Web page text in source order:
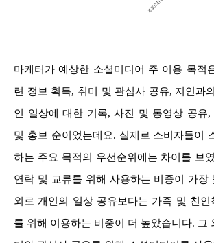
마케터가 예상한 소셜미디어 주 이용 목적
련 정보 획득, 취미 및 관심사 공유, 지인과
인 일상에 대한 기록, 사진 및 동영상 공유,
및 홍보 순이었는데요. 실제로 소비자들이
하는 주요 목적의 우선순위에는 차이를 보
연락 및 교류를 위해 사용하는 비중이 가장
외로 개인의 일상 공유보다는 가족 및 친
를 위해 이용하는 비중이 더 높았습니다. 그